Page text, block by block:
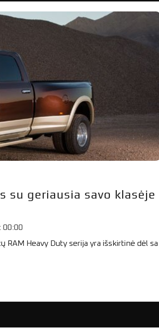
su geriausia savo klasėje
00:00
RAM Heavy Duty serija yra išskirtinė dėl sa